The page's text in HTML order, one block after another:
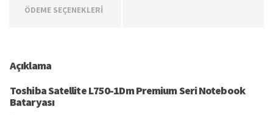
ÖDEME SEÇENEKLERİ
Açıklama
Toshiba Satellite L750-1Dm Premium Seri Notebook
Bataryası